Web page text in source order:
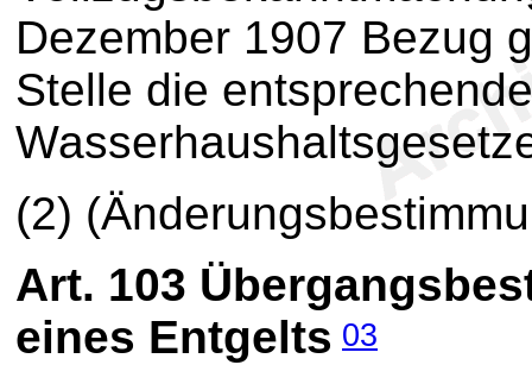
Dezember 1907 Bezug
Stelle die
(2)
Art. 103
eines Entgelts 03